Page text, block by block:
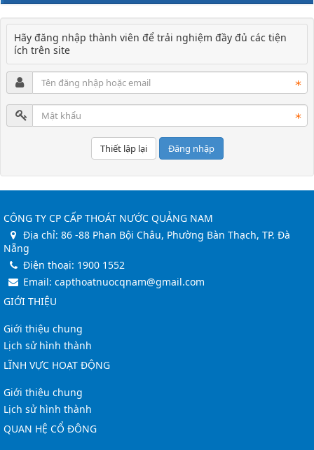
Hãy đăng nhập thành viên để trải nghiệm đầy đủ các tiện
ích trên site
Đăng nhập
CÔNG TY CP CẤP THOÁT NƯỚC QUẢNG NAM
Địa chỉ: 86 -88 Phan Bội Châu, Phường Bàn Thạch, TP. Đà
Nẵng
Điện thoại: 1900 1552
Email: capthoatnuocqnam@gmail.com
GIỚI THIỆU
Giới thiệu chung
Lịch sử hình thành
LĨNH VỰC HOẠT ĐỘNG
Giới thiệu chung
Lịch sử hình thành
QUAN HỆ CỔ ĐÔNG